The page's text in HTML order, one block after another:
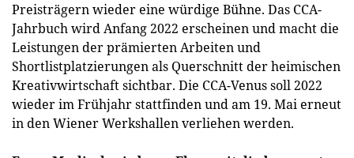
Preisträgern wieder eine würdige Bühne. Das CCA-
Jahrbuch wird Anfang 2022 erscheinen und macht die
Leistungen der prämierten Arbeiten und
Shortlistplatzierungen als Querschnitt der heimischen
Kreativwirtschaft sichtbar. Die CCA-Venus soll 2022
wieder im Frühjahr stattfinden und am 19. Mai erneut
in den Wiener Werkshallen verliehen werden.